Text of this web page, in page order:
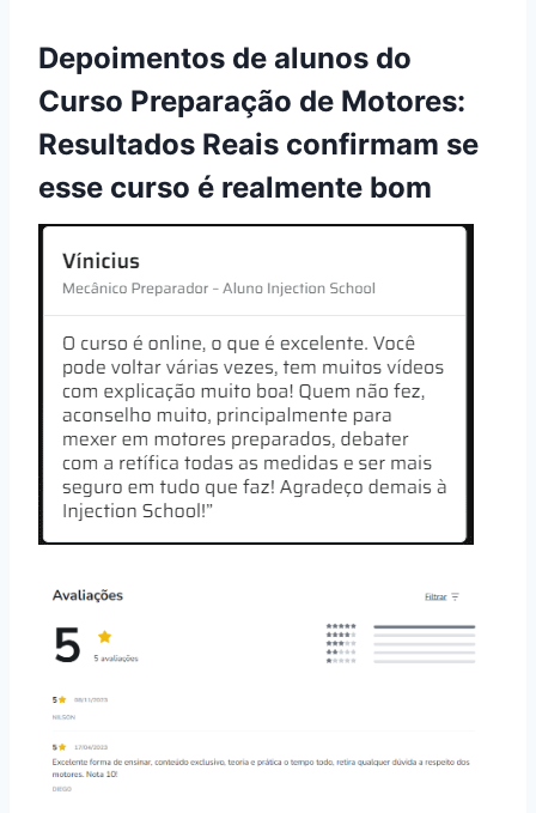
estudantes anteriores, encontrei uma série de
depoimentos positivos que destacam a eficácia
do curso.
resultados concretos e reaisapós a